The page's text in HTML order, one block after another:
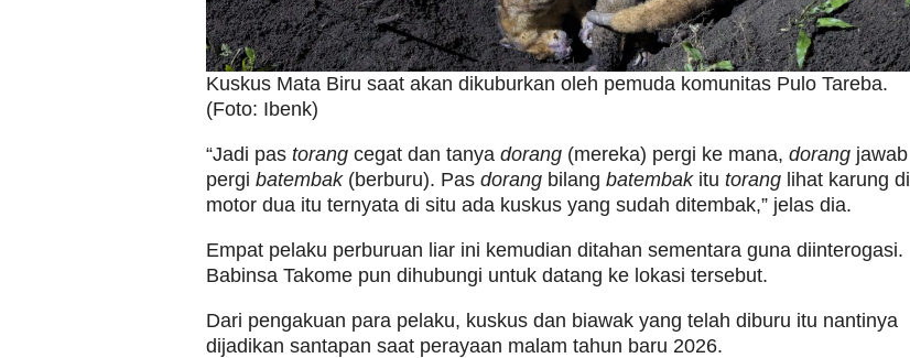
Kuskus Mata Biru saat akan dikuburkan oleh pemuda komunitas Pulo Tareba.
(Foto: Ibenk)
“Jadi pas torang cegat dan tanya dorang (mereka) pergi ke mana, dorang jawab
pergi batembak(berburu). Pas dorang bilang batembakitu torang lihat karung di
motor dua itu ternyata di situ ada kuskus yang sudah ditembak,” jelas dia.
Empat pelaku perburuan liar ini kemudian ditahan sementara guna diinterogasi.
Babinsa Takome pun dihubungi untuk datang ke lokasi tersebut.
Dari pengakuan para pelaku, kuskus dan biawak yang telah diburu itu nantinya
dijadikan santapan saat perayaan malam tahun baru 2026.